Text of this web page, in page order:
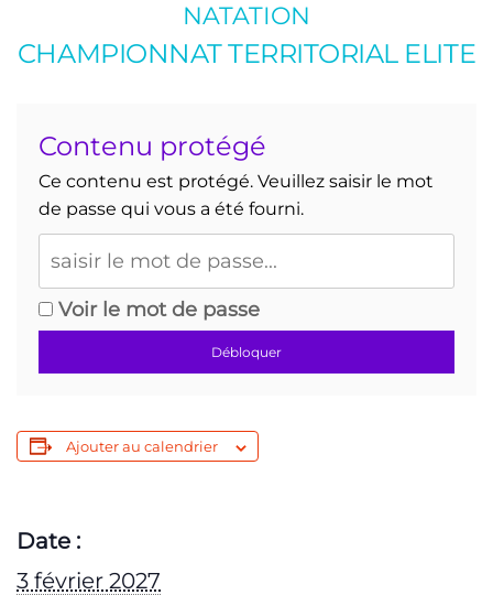
NATATION
CHAMPIONNAT TERRITORIAL ELITE
Contenu protégé
Ce contenu est protégé. Veuillez saisir le mot
de passe qui vous a été fourni.
Voir le mot de passe
Débloquer
Ajouter au calendrier
Date :
3 février 2027